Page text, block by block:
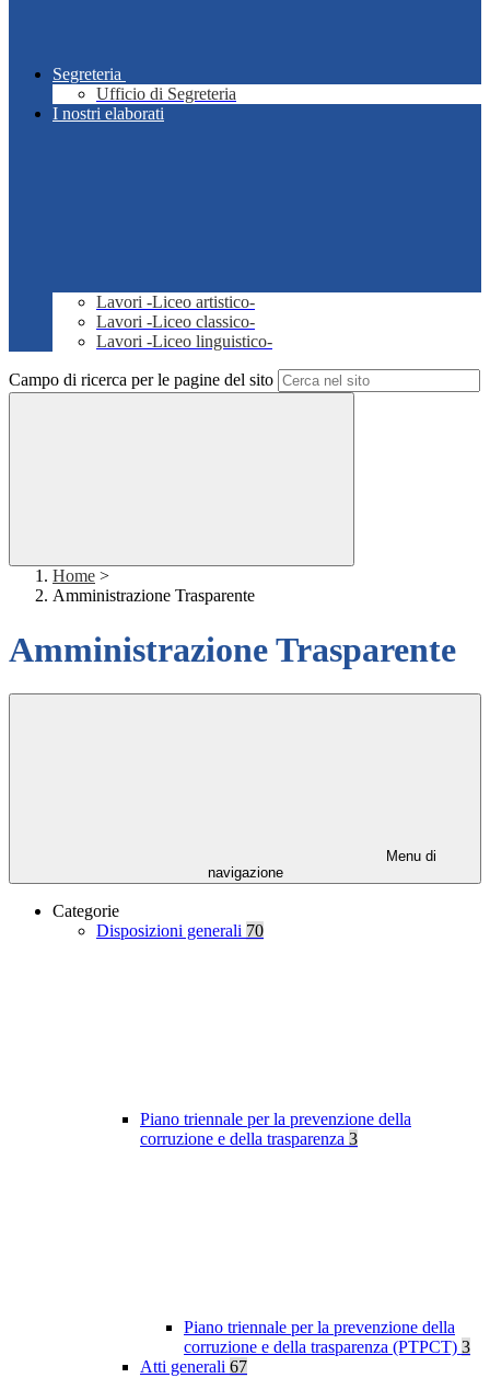
Segreteria
Ufficio di Segreteria
I nostri elaborati
Lavori -Liceo artistico-
Lavori -Liceo classico-
Lavori -Liceo linguistico-
Campo di ricerca per le pagine del sito
Home >
Amministrazione Trasparente
Amministrazione Trasparente
Menu di
navigazione
Categorie
Disposizioni generali 70
Piano triennale per la prevenzione della
corruzione e della trasparenza 3
Piano triennale per la prevenzione della
corruzione e della trasparenza (PTPCT) 3
Atti generali 67